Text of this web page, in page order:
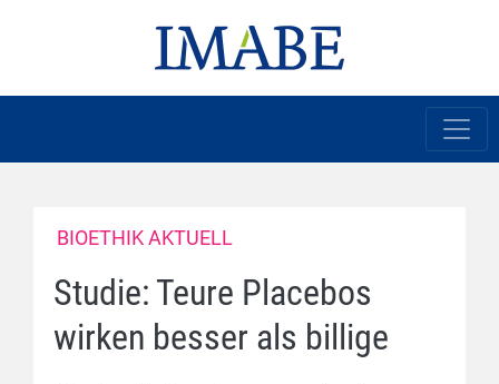
BIOETHIK AKTUELL
Studie: Teure Placebos
wirken besser als billige